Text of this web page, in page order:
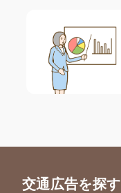
交通広告を探す